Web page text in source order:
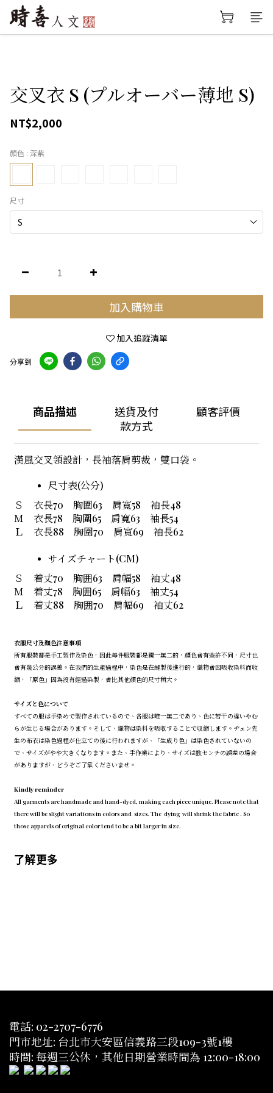
交叉衣 S (プルオーバー薄地 S)
NT$2,000
顏色 : 深紫
尺寸
加入購物車
加入追蹤清單
分享到
商品描述
送貨及付
款方式
顧客評價
漢風交叉領設計，長袖落肩剪裁，雙口袋。
尺寸表(公分)
Ｓ 衣長70 胸圍63 肩寬58 袖長48
Ｍ 衣長78 胸圍65 肩寬63 袖長54
Ｌ 衣長88 胸圍70 肩寬69 袖長62
サイズチャート(CM)
Ｓ 着丈70 胸囲63 肩幅58 袖丈48
Ｍ 着丈78 胸囲65 肩幅63 袖丈54
Ｌ 着丈88 胸囲70 肩幅69 袖丈62
衣服尺寸及顏色注意事項
所有服裝都是手工製作及染色，因此每件服裝都是獨一無二的，顏色會有些許不同，尺寸也
會有幾公分的誤差。在我們的生產過程中，染色是在縫製後進行的，織物會因吸收染料而收
縮，「原色」因為沒有經過染製，會比其他顏色的尺寸稍大。
サイズと色について
すべての服は手染めで製作されているので、各服は唯一無二であり、色に若干の違いやむ
らが生じる場合があります。そして、織物は染料を吸収することで収縮します。ヂェン先
生の布衣は染色過程が仕立ての後に行われますが、「生成り色」は染色されていないの
で、サイズがやや大きくなります。また、手作業により、サイズは数センチの誤差の場合
がありますが、どうぞご了承くださいませ。
Kindly reminder
All garments are handmade and hand-dyed, making each piece unique. Please note that
there will be slight variations in colors and sizes. The dying will shrink the fabric . So
those apparels of original color tend to be a bit larger in size.
了解更多
電話: 02-2707-6776
門市地址: 台北市大安區信義路三段109-3號1樓
時間: 每週三公休，其他日期營業時間為 12:00-18:00